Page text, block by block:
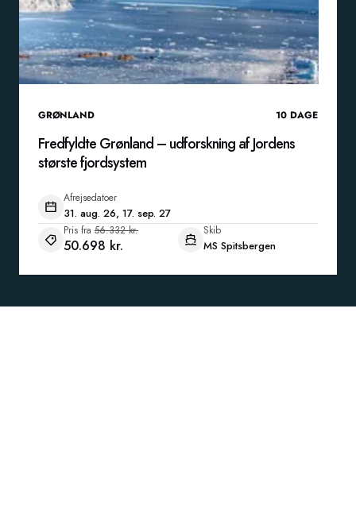
GRØNLAND 10 DAGE
Fredfyldte Grønland – udforskning af Jordens
største fjordsystem
Afrejsedatoer
31. aug. 26, 17. sep. 27
Pris fra 56.332 kr.
50.698 kr.
Skib
MS Spitsbergen